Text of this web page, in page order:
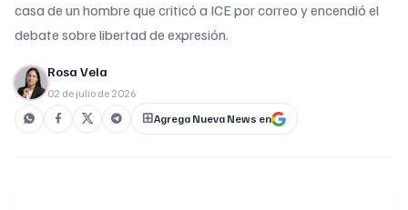
casa de un hombre que criticó a ICE por correo y encendió el
debate sobre libertad de expresión.
Rosa Vela
02 de julio de 2026
Agrega Nueva News en